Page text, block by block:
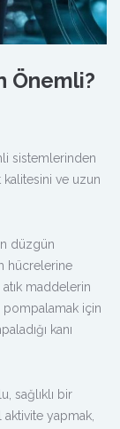
Önemli?
sistemlerinden
ve uzun
düzgün
hücrelerine
atık maddelerin
pompalamak için
kanı
sağlıklı bir
yapmak,